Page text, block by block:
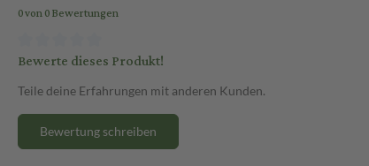
0 von 0 Bewertungen
Bewerte dieses Produkt!
Teile deine Erfahrungen mit anderen Kunden.
Bewertung schreiben